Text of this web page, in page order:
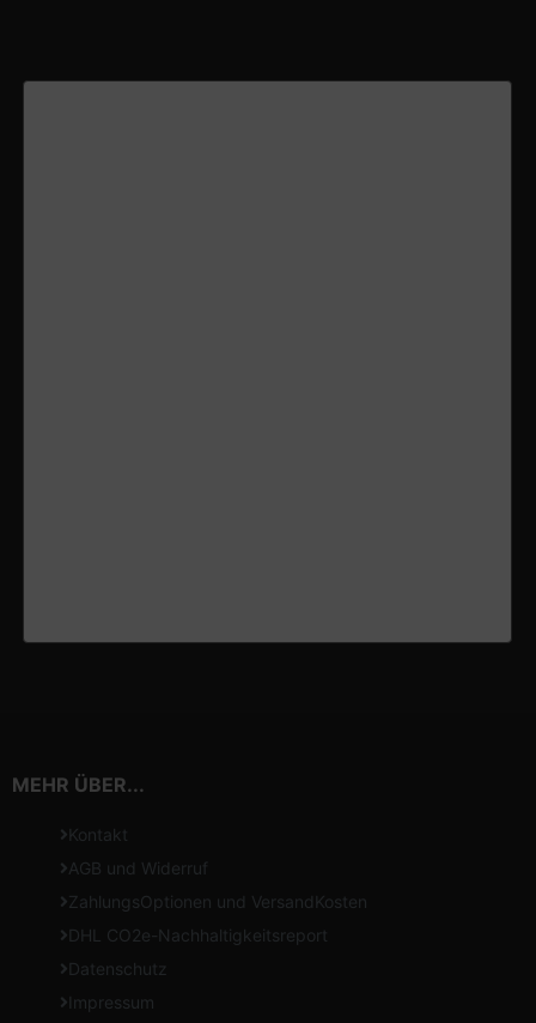
MEHR ÜBER...
Kontakt
AGB und Widerruf
ZahlungsOptionen und VersandKosten
DHL CO2e-Nachhaltigkeitsreport
Datenschutz
Impressum